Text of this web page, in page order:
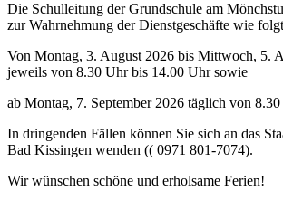
Die Schulleitung der Grundschule am
zur Wahrnehmung der Dienstgeschäfte wie
Von Montag, 3. August 2026 bis Mittwoch, 5.
jeweils von 8.30 Uhr bis 14.00 Uhr sowie
ab Montag, 7. September 2026 täglich von
In dringenden Fällen können Sie sich an das
Bad Kissingen wenden (( 0971 801-7074).
Wir wünschen schöne und erholsame Ferien!